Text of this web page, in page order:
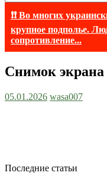
❗❗ Во многих
крупное подполье.
сопротивление...
Снимок экрана
05.01.2026 wasa007
Последние статьи